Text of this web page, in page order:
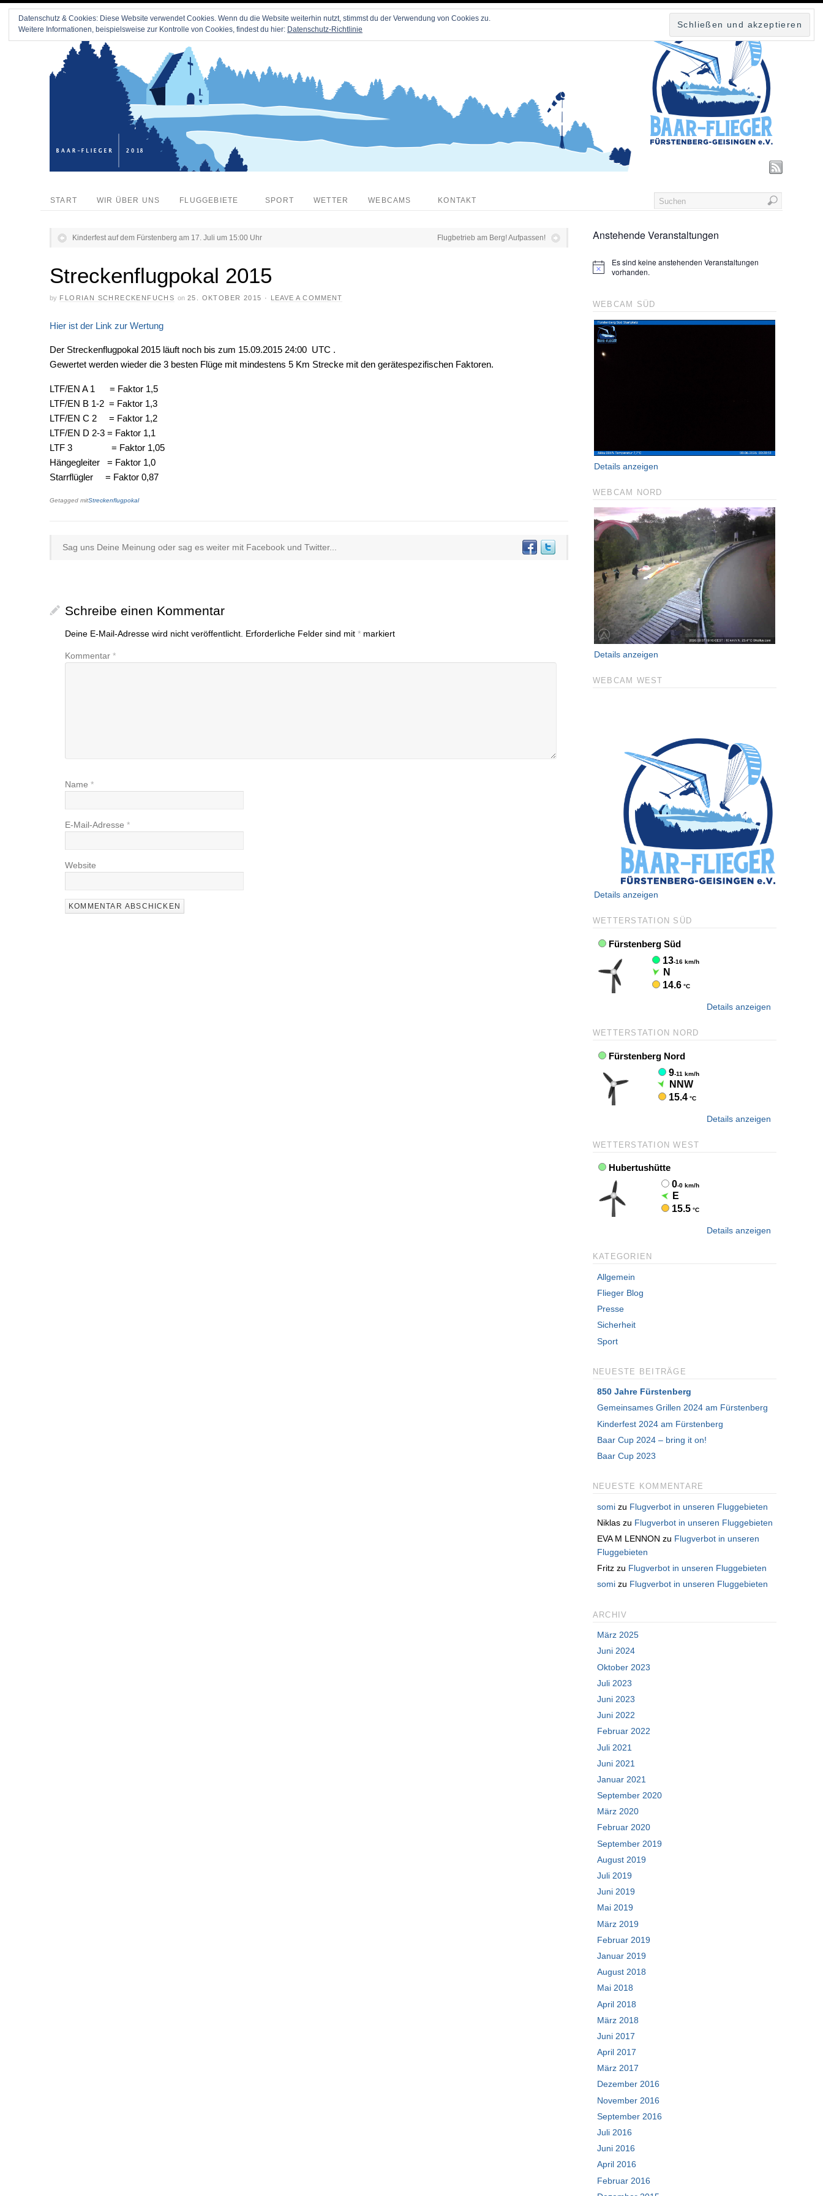
START WIR ÜBER UNS FLUGGEBIETE SPORT WETTER WEBCAMS KONTAKT
Kinderfest auf dem Fürstenberg am 17. Juli um 15:00 Uhr Flugbetrieb am Berg! Aufpassen!
Streckenflugpokal 2015
by FLORIAN SCHRECKENFUCHS on 25. OKTOBER 2015 · LEAVE A COMMENT
Hier ist der Link zur Wertung
Der Streckenflugpokal 2015 läuft noch bis zum 15.09.2015 24:00 UTC .
Gewertet werden wieder die 3 besten Flüge mit mindestens 5 Km Strecke mit den gerätespezifischen Faktoren.
LTF/EN A 1 = Faktor 1,5
LTF/EN B 1-2 = Faktor 1,3
LTF/EN C 2 = Faktor 1,2
LTF/EN D 2-3 = Faktor 1,1
LTF 3 = Faktor 1,05
Hängegleiter = Faktor 1,0
Starrflügler = Faktor 0,87
Getagged mitStreckenflugpokal
Sag uns Deine Meinung oder sag es weiter mit Facebook und Twitter...
Schreibe einen Kommentar
Deine E-Mail-Adresse wird nicht veröffentlicht. Erforderliche Felder sind mit * markiert
Kommentar *
Name *
E-Mail-Adresse *
Website
Anstehende Veranstaltungen
Es sind keine anstehenden Veranstaltungen
vorhanden.
WEBCAM SÜD
Details anzeigen
WEBCAM NORD
Details anzeigen
WEBCAM WEST
Details anzeigen
WETTERSTATION SÜD
Details anzeigen
WETTERSTATION NORD
Details anzeigen
WETTERSTATION WEST
Details anzeigen
KATEGORIEN
Allgemein
Flieger Blog
Presse
Sicherheit
Sport
NEUESTE BEITRÄGE
850 Jahre Fürstenberg
Gemeinsames Grillen 2024 am Fürstenberg
Kinderfest 2024 am Fürstenberg
Baar Cup 2024 – bring it on!
Baar Cup 2023
NEUESTE KOMMENTARE
somi zu Flugverbot in unseren Fluggebieten
Niklas zu Flugverbot in unseren Fluggebieten
EVA M LENNON zu Flugverbot in unseren
Fluggebieten
Fritz zu Flugverbot in unseren Fluggebieten
somi zu Flugverbot in unseren Fluggebieten
ARCHIV
März 2025
Juni 2024
Oktober 2023
Juli 2023
Juni 2023
Juni 2022
Februar 2022
Juli 2021
Juni 2021
Januar 2021
September 2020
März 2020
Februar 2020
September 2019
August 2019
Juli 2019
Juni 2019
Mai 2019
März 2019
Februar 2019
Januar 2019
August 2018
Mai 2018
April 2018
März 2018
Juni 2017
April 2017
März 2017
Dezember 2016
November 2016
September 2016
Juli 2016
Juni 2016
April 2016
Februar 2016
Datenschutz & Cookies: Diese Website verwendet Cookies. Wenn du die Website weiterhin nutzt, stimmst du der Verwendung von Cookies zu.
Weitere Informationen, beispielsweise zur Kontrolle von Cookies, findest du hier: Datenschutz-Richtlinie